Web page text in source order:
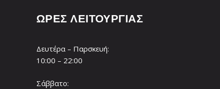
ΩΡΕΣ ΛΕΙΤΟΥΡΓΙΑΣ
Δευτέρα – Παρσκευή:
10:00 – 22:00
Σάββατο: